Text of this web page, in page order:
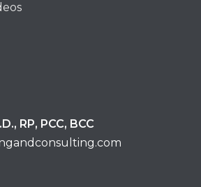
RP, PCC, BCC